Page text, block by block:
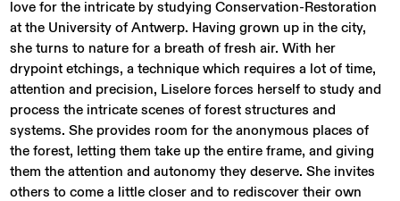
love for the intricate by studying Conservation-Restoration
at the University of Antwerp. Having grown up in the city,
she turns to nature for a breath of fresh air. With her
drypoint etchings, a technique which requires a lot of time,
attention and precision, Liselore forces herself to study and
process the intricate scenes of forest structures and
systems. She provides room for the anonymous places of
the forest, letting them take up the entire frame, and giving
them the attention and autonomy they deserve. She invites
others to come a little closer and to rediscover their own